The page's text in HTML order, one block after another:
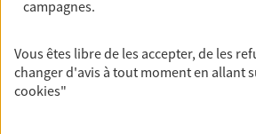
Couvrez vos dépenses de santé
votre famille avec la
vous ressemble.
campagnes.
Vous êtes libre de les accepter, de les
changer d'avis à tout moment en allant
cookies"